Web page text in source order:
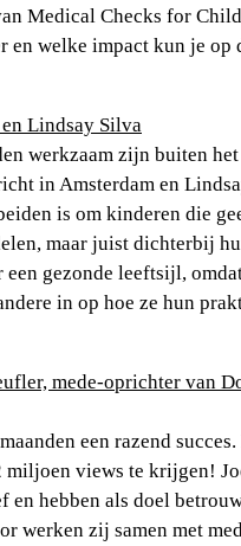
Medical Checks for
en welke impact kun je op
Lindsay Silva
werkzaam zijn buiten het
in Amsterdam en
is om kinderen die
maar juist dichterbij
een gezonde leeftsijl,
in op hoe ze hun
mede-oprichter van
een razend
miljoen views te krijgen!
hebben als doel
werken zij samen met